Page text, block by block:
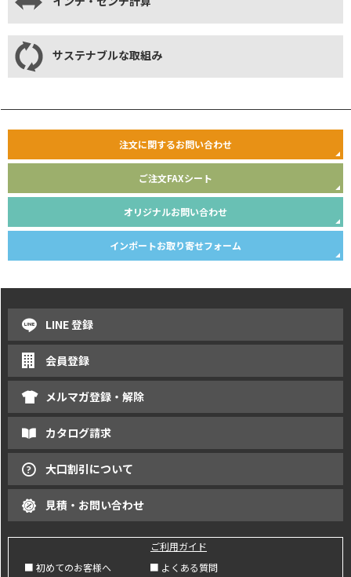
サステナブルな取組み
注文に関するお問い合わせ
ご注文FAXシート
オリジナルお問い合わせ
インポートお取り寄せフォーム
LINE 登録
会員登録
メルマガ登録・解除
カタログ請求
大口割引について
見積・お問い合わせ
ご利用ガイド
■ 初めてのお客様へ
■ よくある質問